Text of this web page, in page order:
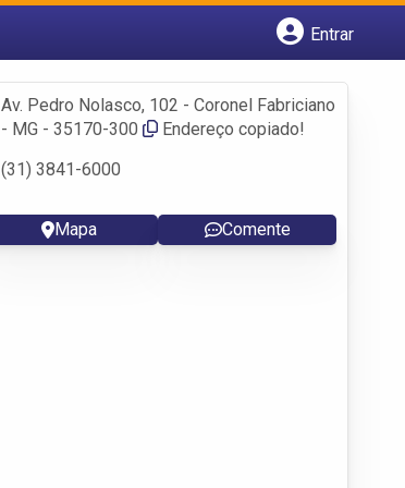
Entrar
Fazer login
Criar conta
Av. Pedro Nolasco, 102 - Coronel Fabriciano
- MG - 35170-300
Endereço copiado!
(31) 3841-6000
Mapa Comente